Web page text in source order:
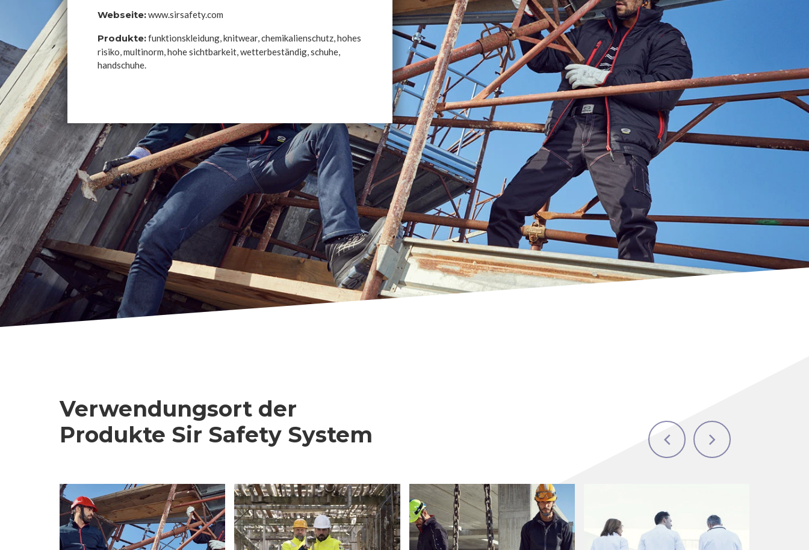
Webseite:www.sirsafety.com
Produkte:funktionskleidung, knitwear, chemikalienschutz, hohes
risiko, multinorm, hohe sichtbarkeit, wetterbeständig, schuhe,
handschuhe.
Verwendungsort der
Produkte Sir Safety System